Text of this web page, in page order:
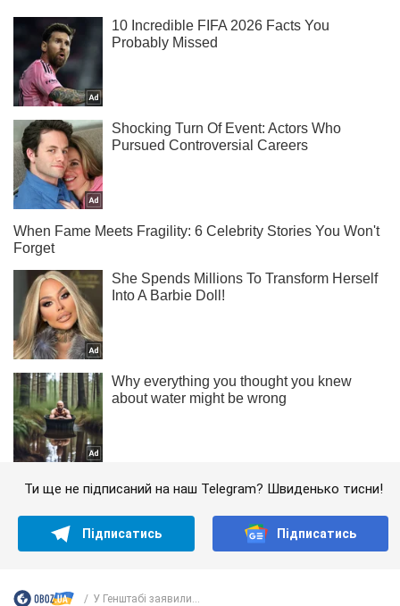
Ти ще не підписаний на наш Telegram? Швиденько тисни!
Підписатись Підписатись
У Генштабі заявили...